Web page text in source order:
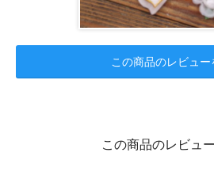
この商品のレビュー
この商品のレビュ